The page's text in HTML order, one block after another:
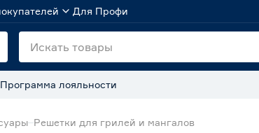
Для Профи
Программа лояльности
Решетки для грилей и мангалов